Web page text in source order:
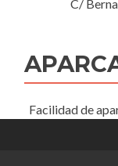
C/
Facilidad de